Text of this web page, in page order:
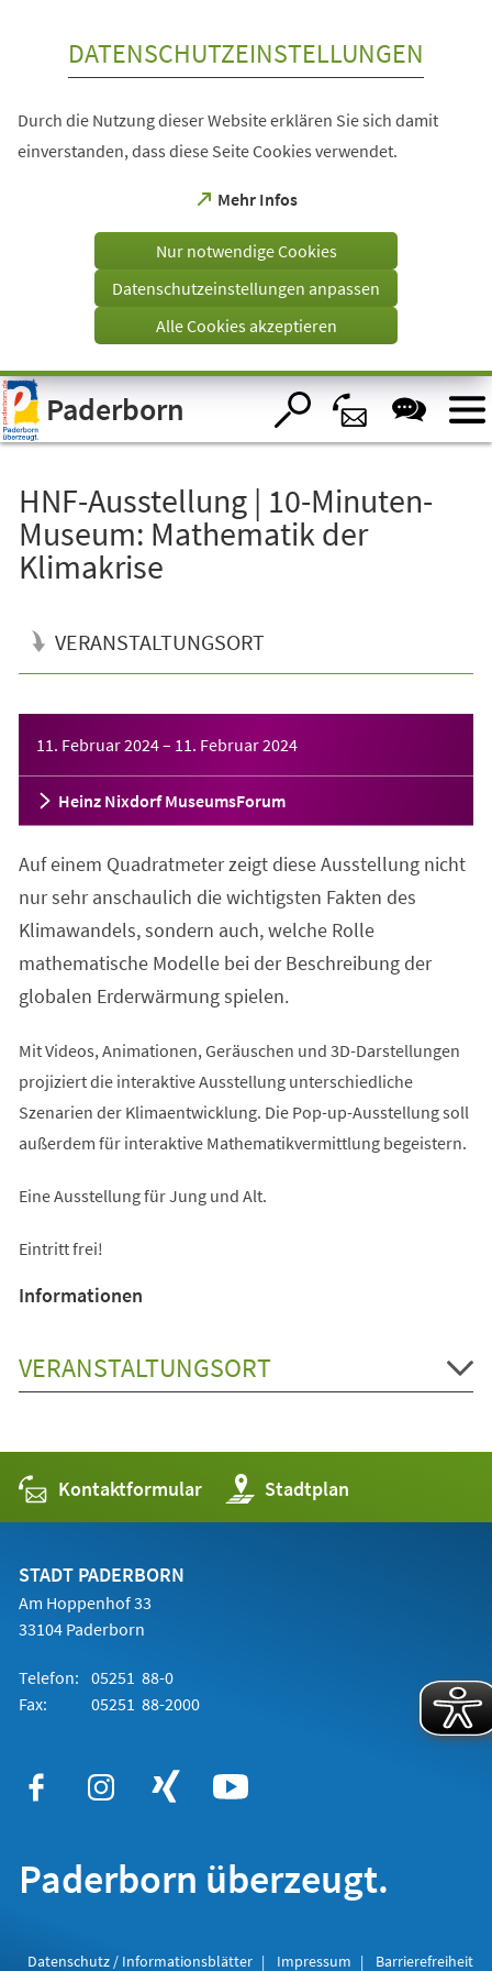
Visuelle
Assistenzsoftware
öffnen.
DATENSCHUTZEINSTELLUNGEN
Durch die Nutzung dieser Website erklären Sie sich damit
einverstanden, dass diese Seite Cookies verwendet.
Mehr Infos
(Öffnet
einem
Tab)
Nur notwendige Cookies
Datenschutzeinstellungen anpassen
Alle Cookies akzeptieren
Paderborn
HNF-Ausstellung | 10-Minuten-
Museum: Mathematik der
Klimakrise
VERANSTALTUNGSORT
11. Februar 2024– 11. Februar 2024
Heinz Nixdorf MuseumsForum
Auf einem Quadratmeter zeigt diese Ausstellung nicht
nur sehr anschaulich die wichtigsten Fakten des
Klimawandels, sondern auch, welche Rolle
mathematische Modelle bei der Beschreibung der
globalen Erderwärmung spielen.
Mit Videos, Animationen, Geräuschen und 3D-Darstellungen
projiziert die interaktive Ausstellung unterschiedliche
Szenarien der Klimaentwicklung. Die Pop-up-Ausstellung soll
außerdem für interaktive Mathematikvermittlung begeistern.
Eine Ausstellung für Jung und Alt.
Eintritt frei!
Informationen
VERANSTALTUNGSORT
Kontaktformular Stadtplan
(Öffnet
in
einem
STADT PADERBORN
Am Hoppenhof 33
33104 Paderborn
Telefon: 05251 88-0
Fax:
05251 88-2000
Paderborn überzeugt.
Datenschutz / Informationsblätter Impressum
Barrierefreiheit